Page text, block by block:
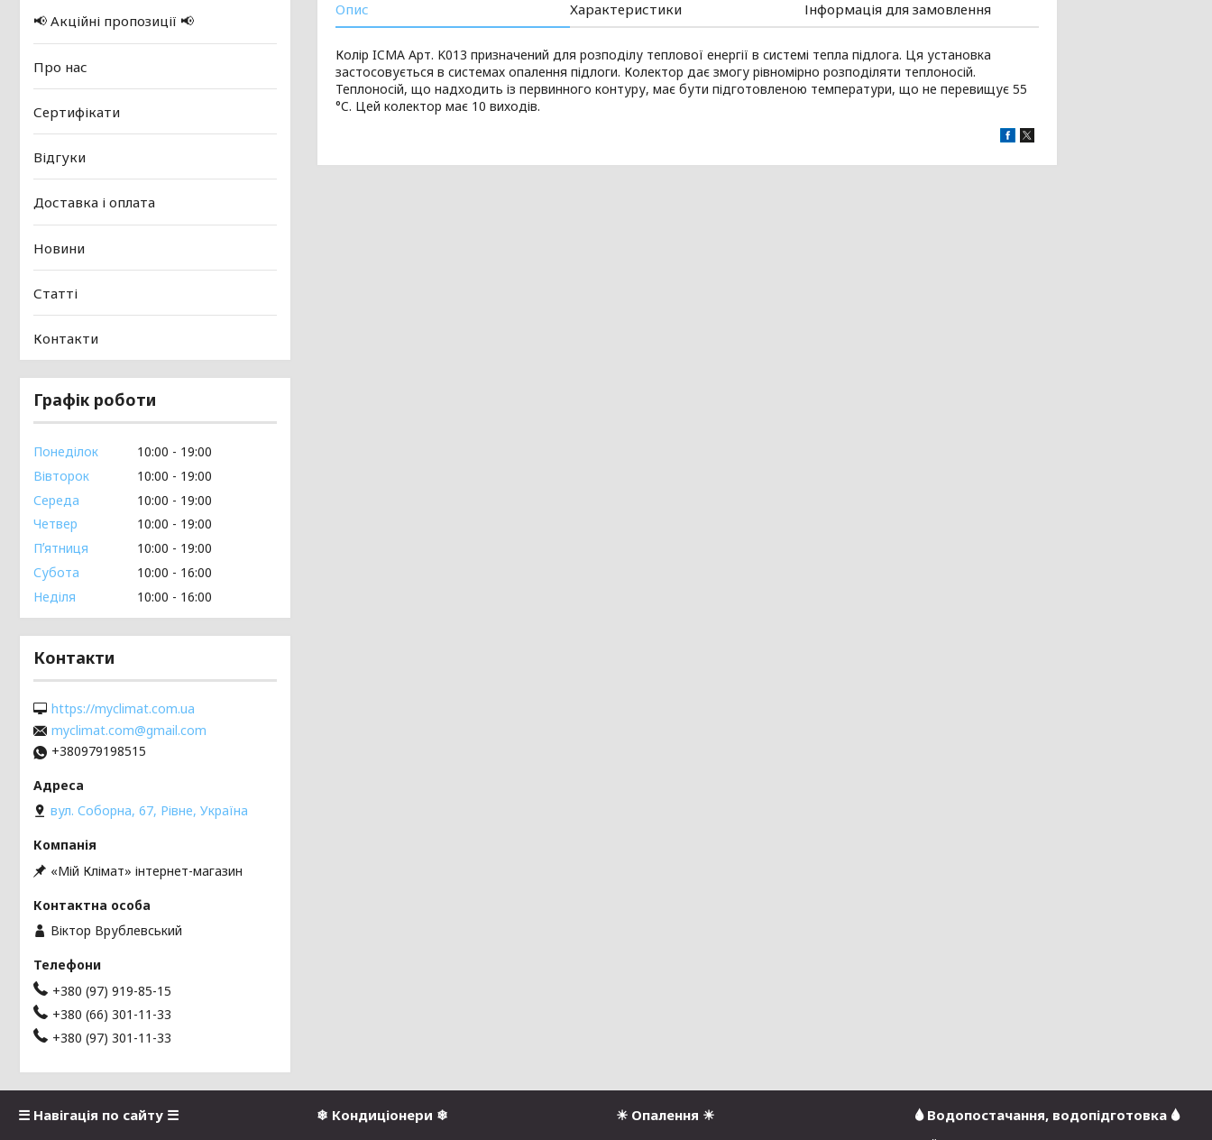
Опис Характеристики Інформація для замовлення
Колір ICMA Арт. K013 призначений для розподілу теплової енергії в системі тепла підлога. Ця установка
застосовується в системах опалення підлоги. Колектор дає змогу рівномірно розподіляти теплоносій.
Теплоносій, що надходить із первинного контуру, має бути підготовленою температури, що не перевищує 55
°C. Цей колектор має 10 виходів.
📢 Акційні пропозиції 📢
Про нас
Сертифікати
Відгуки
Доставка і оплата
Новини
Статті
Контакти
Графік роботи
Понеділок 10:00
19:00
Вівторок
10:00
19:00
Середа
10:00
19:00
Четвер
10:00
19:00
Пʼятниця
10:00
19:00
Субота
10:00
16:00
Неділя
10:00 16:00
Контакти
https://myclimat.com.ua
myclimat.com@gmail.com
+380979198515
вул. Соборна, 67, Рівне, Україна
«Мій Клімат» інтернет-магазин
Віктор Врублевський
+380 (97) 919-85-15
+380 (66) 301-11-33
+380 (97) 301-11-33
☰ Навігація по сайту ☰ ❄ Кондиціонери ❄ ☀ Опалення ☀ 🌢 Водопостачання, водопідготовка 🌢